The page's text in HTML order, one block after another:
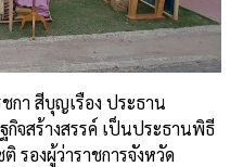
กา สีบุญเรือง ประธาน
จสร้างสรรค์ เป็นประธานพิธี
ติรองผู้ว่าราชการจังหวัด